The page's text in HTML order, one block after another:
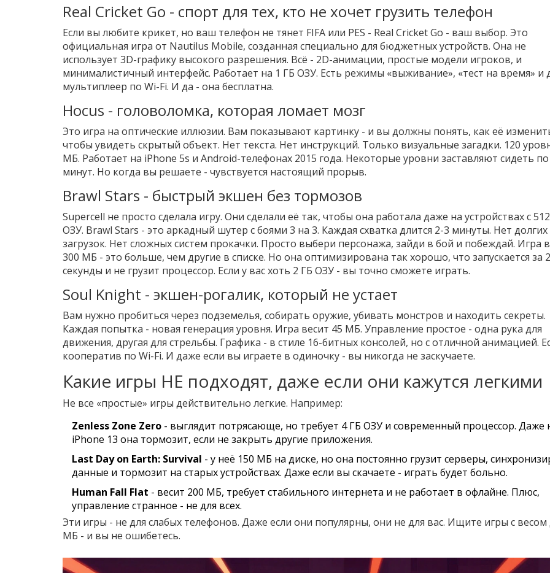
Real Cricket Go - спорт для тех, кто не хочет грузить телефон
Если вы любите крикет, но ваш телефон не тянет FIFA или PES - Real Cricket Go - ваш выбор. Это
официальная игра от Nautilus Mobile, созданная специально для бюджетных устройств. Она не
использует 3D-графику высокого разрешения. Всё - 2D-анимации, простые модели игроков, и
минималистичный интерфейс. Работает на 1 ГБ ОЗУ. Есть режимы «выживание», «тест на время» и
мультиплеер по Wi-Fi. И да - она бесплатна.
Hocus - головоломка, которая ломает мозг
Это игра на оптические иллюзии. Вам показывают картинку - и вы должны понять, как её
чтобы увидеть скрытый объект. Нет текста. Нет инструкций. Только визуальные загадки. 120
МБ. Работает на iPhone 5s и Android-телефонах 2015 года. Некоторые уровни заставляют сидеть по
минут. Но когда вы решаете - чувствуется настоящий прорыв.
Brawl Stars - быстрый экшен без тормозов
Supercell не просто сделала игру. Они сделали её так, чтобы она работала даже на устройствах с
ОЗУ. Brawl Stars - это аркадный шутер с боями 3 на 3. Каждая схватка длится 2-3 минуты. Нет долгих
загрузок. Нет сложных систем прокачки. Просто выбери персонажа, зайди в бой и побеждай. Игра
300 МБ - это больше, чем другие в списке. Но она оптимизирована так хорошо, что запускается за 2
секунды и не грузит процессор. Если у вас хоть 2 ГБ ОЗУ - вы точно сможете играть.
Soul Knight - экшен-рогалик, который не устает
Вам нужно пробиться через подземелья, собирать оружие, убивать монстров и находить секреты.
Каждая попытка - новая генерация уровня. Игра весит 45 МБ. Управление простое - одна рука для
движения, другая для стрельбы. Графика - в стиле 16-битных консолей, но с отличной анимацией.
кооператив по Wi-Fi. И даже если вы играете в одиночку - вы никогда не заскучаете.
Какие игры НЕ подходят, даже если они кажутся легкими
Не все «простые» игры действительно легкие. Например:
Zenless Zone Zero - выглядит потрясающе, но требует 4 ГБ ОЗУ и современный процессор. Даже
iPhone 13 она тормозит, если не закрыть другие приложения.
Last Day on Earth: Survival - у неё 150 МБ на диске, но она постоянно грузит серверы,
данные и тормозит на старых устройствах. Даже если вы скачаете - играть будет больно.
Human Fall Flat - весит 200 МБ, требует стабильного интернета и не работает в офлайне. Плюс,
управление странное - не для всех.
Эти игры - не для слабых телефонов. Даже если они популярны, они не для вас. Ищите игры с весом
МБ - и вы не ошибетесь.